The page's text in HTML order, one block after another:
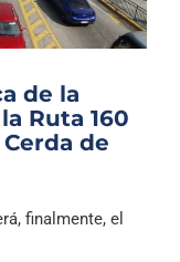
de la
Ruta 160
de
finalmente, el